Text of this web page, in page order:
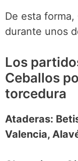
De esta
durante unos
Los
Ceballos
torcedura
Ataderas:
Valencia,